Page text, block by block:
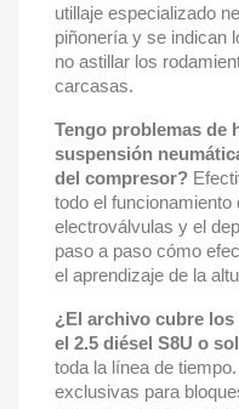
utillaje especializado
piñonería y se indican
no astillar los
carcasas.
Tengo problemas de
suspensión
del compresor?
todo el
electroválvulas y el
paso a paso cómo
el aprendizaje de la
¿El archivo cubre
el 2.5 diésel S8U o
toda la línea de
exclusivas para